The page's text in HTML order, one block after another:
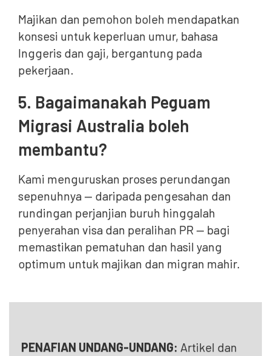
Majikan dan pemohon boleh mendapatkan
konsesi untuk keperluan umur, bahasa
Inggeris dan gaji, bergantung pada
pekerjaan.
5. Bagaimanakah Peguam
Migrasi Australia boleh
membantu?
Kami menguruskan proses perundangan
sepenuhnya — daripada pengesahan dan
rundingan perjanjian buruh hinggalah
penyerahan visa dan peralihan PR — bagi
memastikan pematuhan dan hasil yang
optimum untuk majikan dan migran mahir.
PENAFIAN UNDANG-UNDANG: Artikel dan